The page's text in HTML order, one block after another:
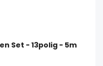
Set - 13polig - 5m